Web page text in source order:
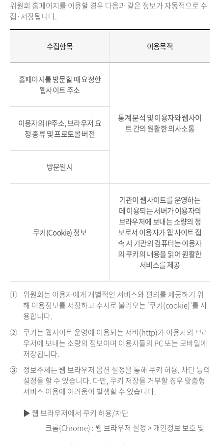
위원회 홈페이지를 이용할 경우 다음과 같은 정보가 자동적으로 수
집·저장됩니다.
수집항목 이용목적
홈페이지를 방문할 때 요청한
웹사이트 주소
통계 분석 및 이용자와 웹사이
트 간의 원활한 의사소통
이용자의 IP주소, 브라우저 요
청 종류 및 프로토콜 버전
방문일시
쿠키(Cookie) 정보
기관이 웹사이트를 운영하는
데 이용되는 서버가 이용자의
브라우저에 보내는 소량의 정
보로서 이용자가 웹 사이트 접
속 시 기관의 컴퓨터는 이용자
의 쿠키의 내용을 읽어 원활한
서비스를 제공
① 위원회는 이용자에게 개별적인 서비스와 편의를 제공하기 위
해 이용정보를 저장하고 수시로 불러오는 ‘쿠키(cookie)’를 사
용합니다.
② 쿠키는 웹사이트 운영에 이용되는 서버(http)가 이용자의 브라
우저에 보내는 소량의 정보이며 이용자들의 PC 또는 모바일에
저장됩니다.
③ 정보주체는 웹 브라우저 옵션 설정을 통해 쿠키 허용, 차단 등의
설정을 할 수 있습니다. 다만, 쿠키 저장을 거부할 경우 맞춤형
서비스 이용에 어려움이 발생할 수 있습니다.
▶ 웹 브라우저에서 쿠키 허용/차단
크롬(Chrome) : 웹 브라우저 설정 > 개인정보 보호 및